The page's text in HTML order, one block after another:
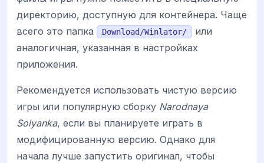
директорию, доступную для контейнера. Чаще
всего это папка
Download/Winlator/
или
аналогичная, указанная в настройках
приложения.
Рекомендуется использовать чистую версию
игры или популярную сборку Narodnaya
Solyanka, если вы планируете играть в
модифицированную версию. Однако для
начала лучше запустить оригинал, чтобы